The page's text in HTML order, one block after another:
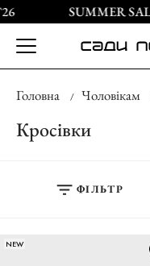
SUMMER
Головна Чоловікам
Кросівки
ФІЛЬТР
NEW